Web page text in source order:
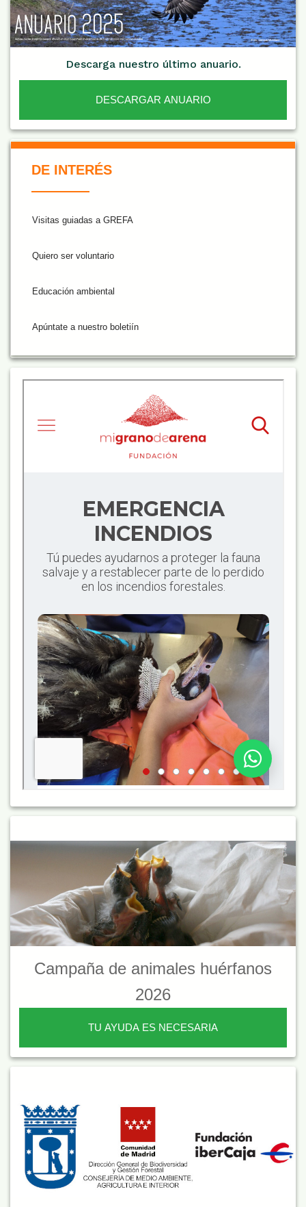
Descarga nuestro último anuario.
DESCARGAR ANUARIO
De Interés NARANJA
DE INTERÉS
Visitas guiadas a GREFA
Quiero ser voluntario
Educación ambiental
Apúntate a nuestro boletiín
Campaña de animales huérfanos
2026
TU AYUDA ES NECESARIA